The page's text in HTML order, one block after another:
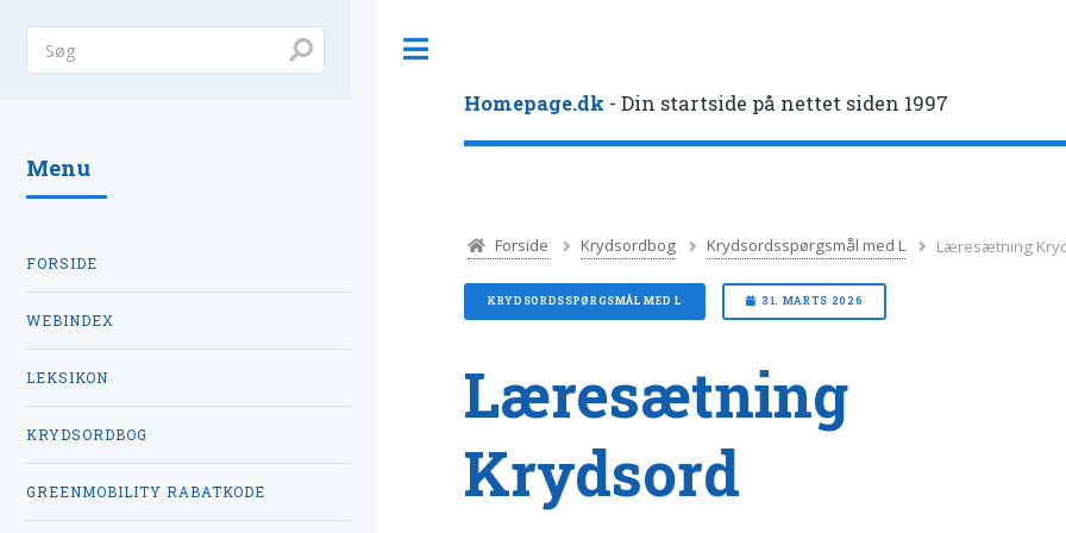
Homepage.dk - Din startside på nettet siden 1997
Forside Krydsordbog Krydsordsspørgsmål med L Læresætning
KRYDSORDSSPØRGSMÅL MED L 31. MARTS 2026
Læresætning
Krydsord
Menu
FORSIDE
WEBINDEX
LEKSIKON
KRYDSORDBOG
GREENMOBILITY RABATKODE